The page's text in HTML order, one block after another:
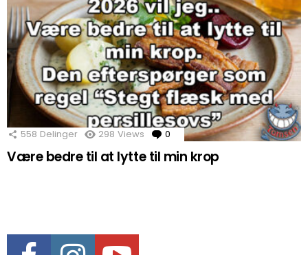
558 Delinger 298 Views 0 Comments
Være bedre til at lytte til min krop
Facebook Instagram Youtube